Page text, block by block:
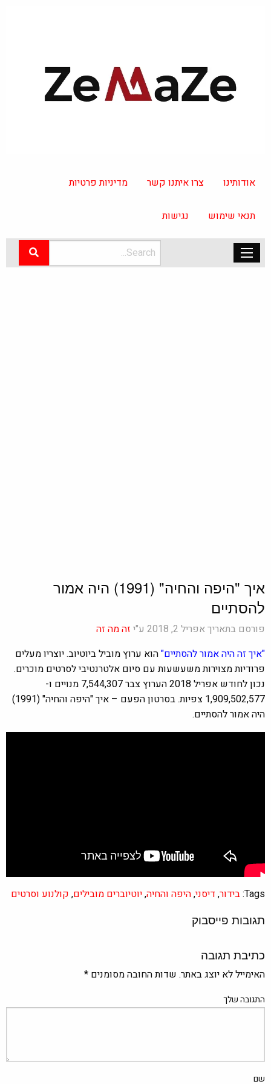
אודותינו צרו איתנו קשר מדיניות פרטיות
תנאי שימוש נגישות
איך "היפה והחיה" (1991) היה אמור
להסתיים
פורסם בתאריך אפריל 2, 2018 ע"י
זה מה זה
"איך זה היה אמור להסתיים"הוא ערוץ מוביל ביוטיוב. יוצריו מעלים
פרודיות מצוירות משעשעות עם סיום אלטרנטיבי לסרטים מוכרים.
נכון לחודש אפריל 2018 הערוץ צבר 7,544,307 מנויים ו-
1,909,502,577 צפיות. בסרטון הפעם – איך "היפה והחיה" (1991)
היה אמור להסתיים.
Tags: בידור, דיסני,היפה והחיה,יוטיוברים מובילים, קולנוע וסרטים
תגובות פייסבוק
כתיבת תגובה
האימייל לא יוצג באתר. שדות החובה מסומנים *
התגובה שלך
שם